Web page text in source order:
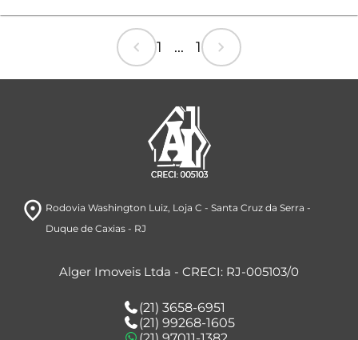
chevron_left 1 ... 1 chevron_right
room Rodovia Washington Luiz, Loja C - Santa Cruz da Serra -
Duque de Caxias- RJ
Alger Imoveis Ltda - CRECI: RJ-005103/0
(21) 3658-6951
(21) 99268-1605